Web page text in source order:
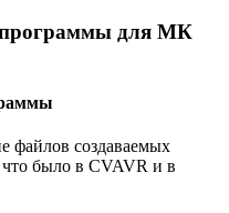
программы для МК
файлов создаваемых
что было в CVAVR и в